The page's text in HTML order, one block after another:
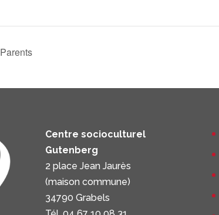
Centre socioculturel
Gutenberg
2 place Jean Jaurès
(maison commune)
34790 Grabels